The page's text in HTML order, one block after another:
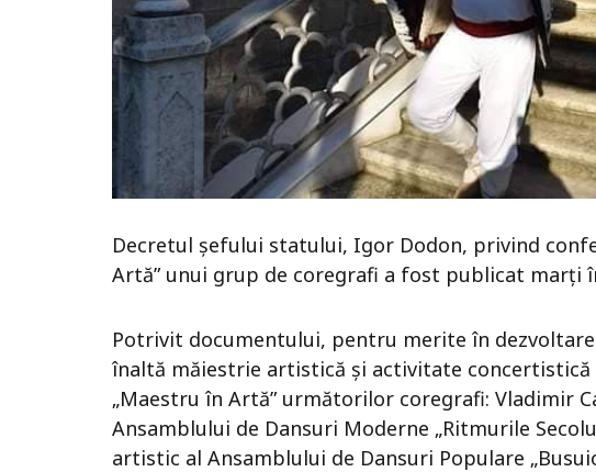
Decretul şefului statului, Igor Dodon, privind
Artă” unui grup de coregrafi a fost publicat marți
Potrivit documentului, pentru merite în
înaltă măiestrie artistică și activitate
„Maestru în Artă” următorilor coregrafi: Vladimir
Ansamblului de Dansuri Moderne „Ritmurile
artistic al Ansamblului de Dansuri Populare